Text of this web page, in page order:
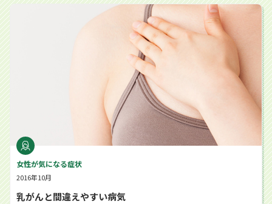
乳がんと間違えやすい病気
女性が気になる症状
2016年10月
乳がんと間違えやすい病気